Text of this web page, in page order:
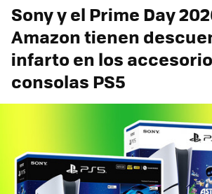
Sony y el Prime Day
Amazon tienen
infarto en los
consolas PS5